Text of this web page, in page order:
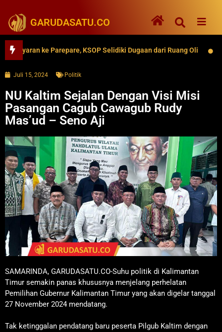
GARUDASATU.CO
ke Parepare, KSOP Selidiki Dugaan dari Ruang Oli 62
Juli 15, 2024 Politik
NU Kaltim Sejalan Dengan Visi Misi
Pasangan Cagub Cawagub Rudy
Mas’ud – Seno Aji
SAMARINDA, GARUDASATU.CO-Suhu politik di Kalimantan
Timur semakin panas khususnya menjelang perhelatan
Pemilihan Gubernur Kalimantan Timur yang akan digelar tanggal
27 November 2024 mendatang.
Tak ketinggalan pendatang baru peserta Pilgub Kaltim dengan